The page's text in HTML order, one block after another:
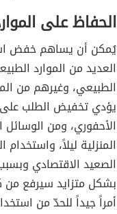
الحفاظ على
يُمكن أن يساهم خفض
العديد من الموارد
الطبيعي، وغيرهم من
يؤدي تخفيض الطلب
الأحفوري، ومن الوسائل
المنزلية ليلاً،
الصعيد الاقتصادي
بشكل متزايد سيرفع من
أمراً جيداً للحدّ من